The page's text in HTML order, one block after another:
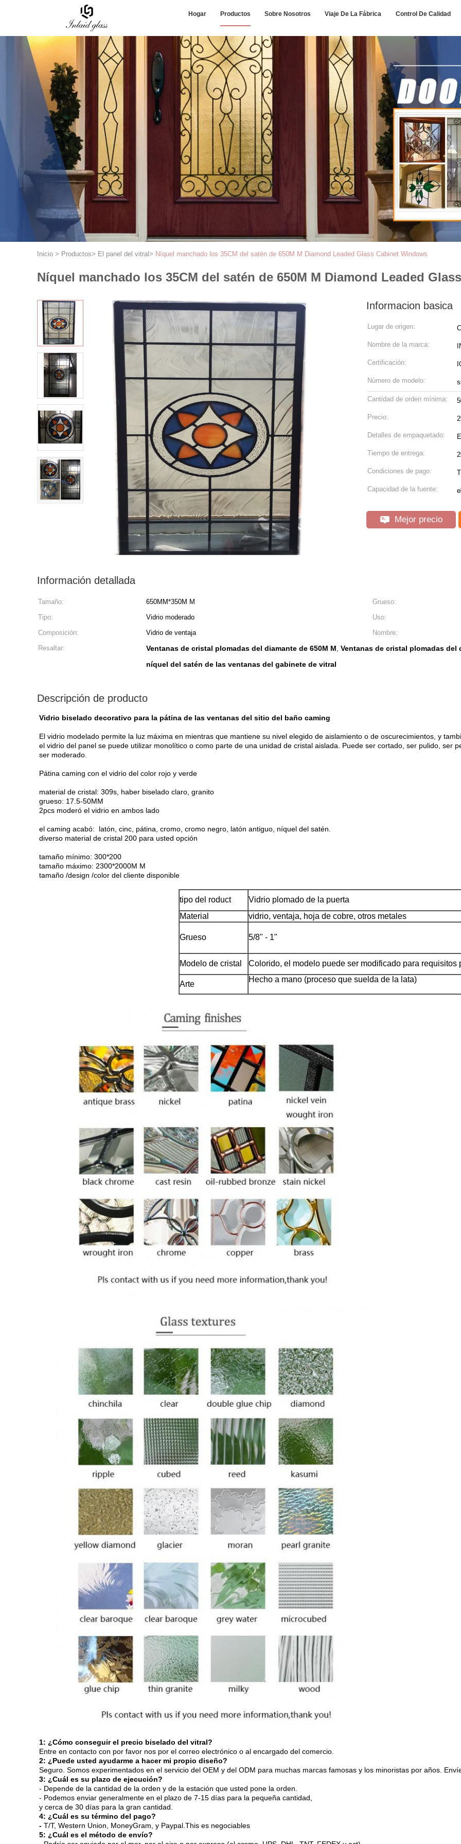
Hogar Productos Sobre Nosotros Viaje De La Fábrica Control De Calidad
Inicio > Productos> El panel del vitral > Níquel manchado los 35CM del satén de 650M M Diamond Leaded Glass Cabinet Windows
Níquel manchado los 35CM del satén de 650M M Diamond Leaded
Informacion basica
Lugar de origen:
Nombre de la marca:
Certificación:
Número de modelo:
Cantidad de orden mínima:
Precio:
Detalles de empaquetado:
Tiempo de entrega:
Condiciones de pago:
Capacidad de la fuente:
Mejor precio
Información detallada
Tamaño: 650MM*350M M Grueso:
Tipo:
Vidrio moderado Uso:
Composición:
Vidrio de ventaja Nombre:
Resaltar:
Ventanas de cristal plomadas del diamante de 650M M, Ventanas de cristal plomadas del
níquel del satén de las ventanas del gabinete de vitral
Descripción de producto
Vidrio biselado decorativo para la pátina de las ventanas del sitio del baño caming
El vidrio modelado permite la luz máxima en mientras que mantiene su nivel elegido de aislamiento o de oscurecimientos, y
el vidrio del panel se puede utilizar monolítico o como parte de una unidad de cristal aislada. Puede ser cortado, ser pulido, ser
ser moderado.
Pátina caming con el vidrio del color rojo y verde
material de cristal: 309s, haber biselado claro, granito
grueso: 17.5-50MM
2pcs moderó el vidrio en ambos lado
el caming acabó: latón, cinc, pátina, cromo, cromo negro, latón antiguo, níquel del satén.
diverso material de cristal 200 para usted opción
tamaño mínimo: 300*200
tamaño máximo: 2300*2000M M
tamaño /design /color del cliente disponible
tipo del roduct
Vidrio plomado de la puerta
Material
vidrio, ventaja, hoja de cobre, otros metales
Grueso 5/8" - 1"
Modelo de cristal Colorido, el modelo puede ser modificado para requisitos
Arte
Hecho a mano (proceso que suelda de la lata)
1: ¿Cómo conseguir el precio biselado del vitral?
Entre en contacto con por favor nos por el correo electrónico o al encargado del comercio.
2: ¿Puede usted ayudarme a hacer mi propio diseño?
Seguro. Somos experimentados en el servicio del OEM y del ODM para muchas marcas famosas y los minoristas por años.
3: ¿Cuál es su plazo de ejecución?
- Depende de la cantidad de la orden y de la estación que usted pone la orden.
- Podemos enviar generalmente en el plazo de 7-15 días para la pequeña cantidad,
y cerca de 30 días para la gran cantidad.
4: ¿Cuál es su término del pago?
- T/T, Western Union, MoneyGram, y Paypal.This es negociables
5: ¿Cuál es el método de envío?